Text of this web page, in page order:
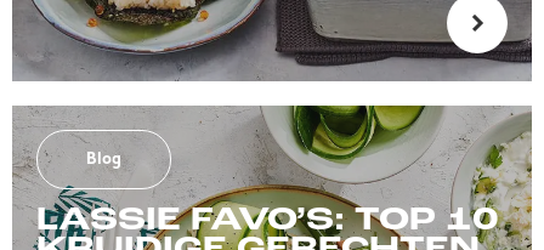
Blog
LASSIE FAVO’S: TOP 10